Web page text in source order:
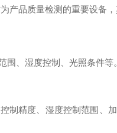
品质量检测的重要设备，
湿度控制、光照条件等
精度、湿度控制范围、